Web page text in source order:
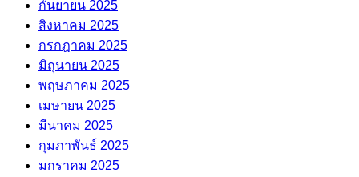
กันยายน 2025
สิงหาคม 2025
กรกฎาคม 2025
มิถุนายน 2025
พฤษภาคม 2025
เมษายน 2025
มีนาคม 2025
กุมภาพันธ์ 2025
มกราคม 2025